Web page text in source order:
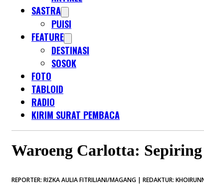
SASTRA
PUISI
FEATURE
DESTINASI
SOSOK
FOTO
TABLOID
RADIO
KIRIM SURAT PEMBACA
Waroeng Carlotta:
REPORTER: RIZKA AULIA FITRILIANI/MAGANG | REDAKTUR: